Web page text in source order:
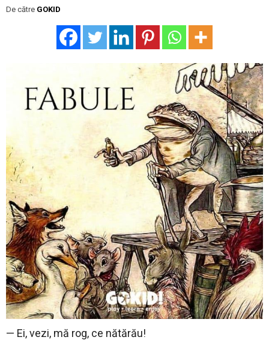
De către GOKID
— Ei, vezi, mă rog, ce nătărău!